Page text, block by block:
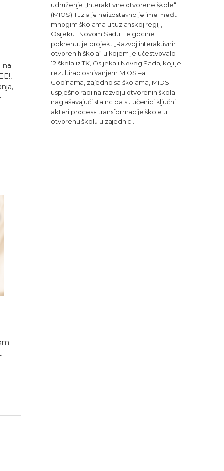
na
udruženje „Interaktivne otvorene škole“
(MIOS) Tuzla je neizostavno je ime među
mnogim školama u tuzlanskoj regiji,
Osijeku i Novom Sadu. Te godine
pokrenut je projekt „Razvoj interaktivnih
otvorenih škola“ u kojem je učestvovalo
12 škola iz TK, Osijeka i Novog Sada, koji je
rezultirao osnivanjem MIOS –a.
Godinama, zajedno sa školama, MIOS
uspješno radi na razvoju otvorenih škola
naglašavajući stalno da su učenici ključni
akteri procesa transformacije škole u
otvorenu školu u zajednici.